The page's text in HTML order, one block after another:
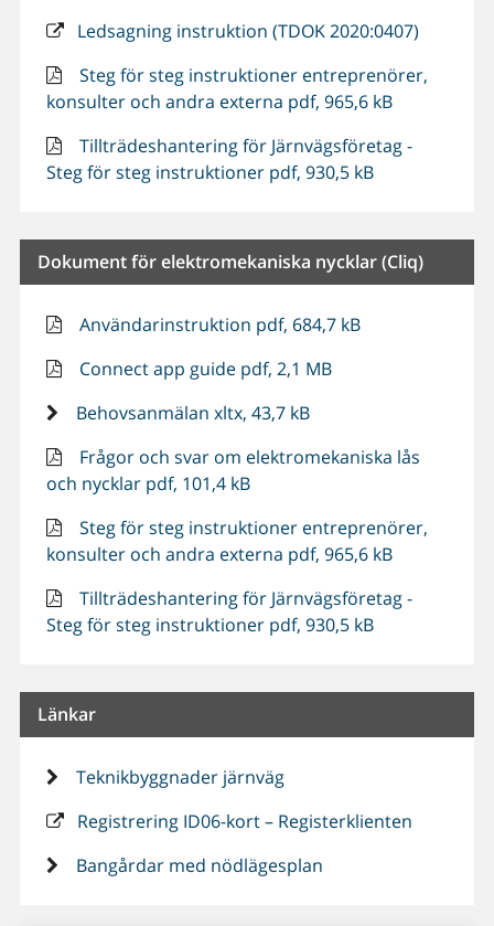
Ledsagning instruktion (TDOK 2020:0407)
Steg för steg instruktioner entreprenörer,
konsulter och andra externa pdf, 965,6 kB
Tillträdeshantering för Järnvägsföretag -
Steg för steg instruktioner pdf, 930,5 kB
Dokument för elektromekaniska nycklar (Cliq)
Användarinstruktion pdf, 684,7 kB
Connect app guide pdf, 2,1 MB
Behovsanmälan xltx, 43,7 kB
Frågor och svar om elektromekaniska lås
och nycklar pdf, 101,4 kB
Steg för steg instruktioner entreprenörer,
konsulter och andra externa pdf, 965,6 kB
Tillträdeshantering för Järnvägsföretag -
Steg för steg instruktioner pdf, 930,5 kB
Länkar
Teknikbyggnader järnväg
Registrering ID06-kort – Registerklienten
Bangårdar med nödlägesplan